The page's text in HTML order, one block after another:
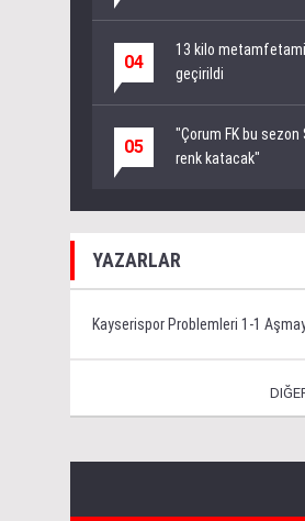
04
13 kilo
geçirildi
05
"Çorum FK bu sezon
renk katacak"
YAZARLAR
Kayserispor Problemleri 1-1